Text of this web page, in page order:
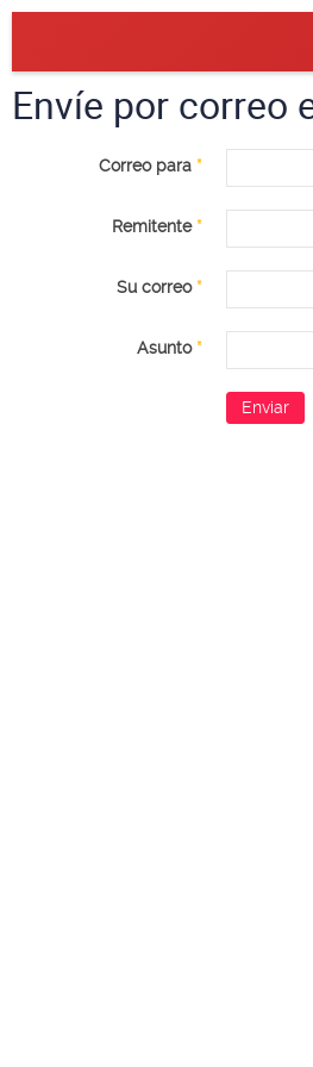
Envíe por correo
Correo para *
Remitente*
Su correo*
Asunto*
Enviar